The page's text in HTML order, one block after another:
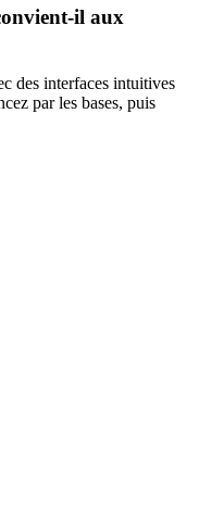
il aux
des interfaces intuitives
par les bases, puis